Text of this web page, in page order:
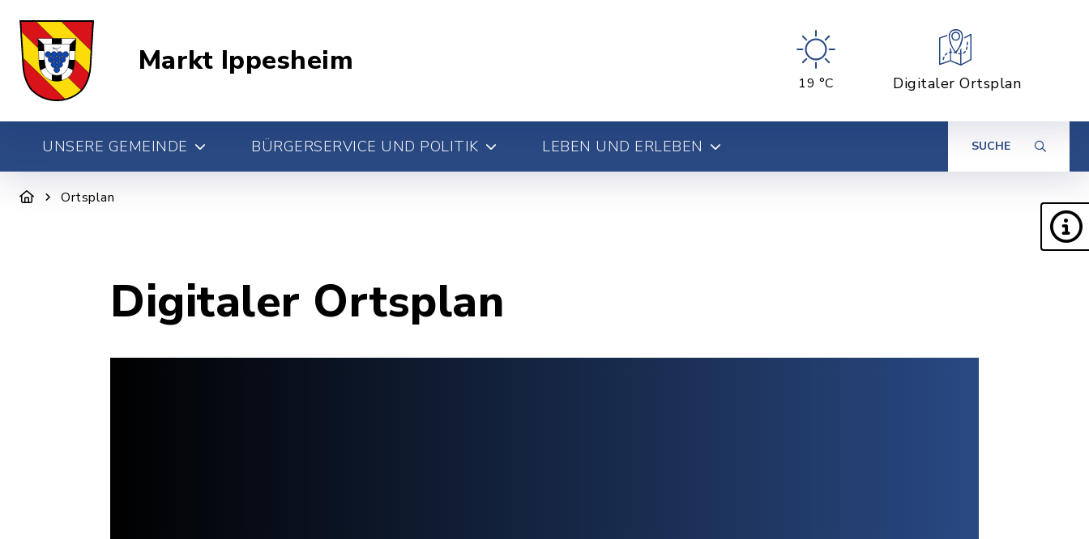
Markt Ippesheim
19 °C Digitaler Ortsplan
UNSERE GEMEINDE BÜRGERSERVICE UND POLITIK LEBEN UND ERLEBEN SUCHE
Ortsplan
Digitaler Ortsplan